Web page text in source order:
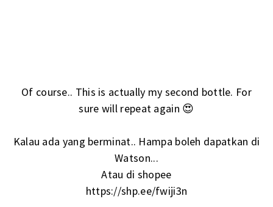
Of course.. This is actually my second bottle. For
sure will repeat again 😍
Kalau ada yang berminat.. Hampa boleh dapatkan di
Watson...
Atau di shopee
https://shp.ee/fwiji3n